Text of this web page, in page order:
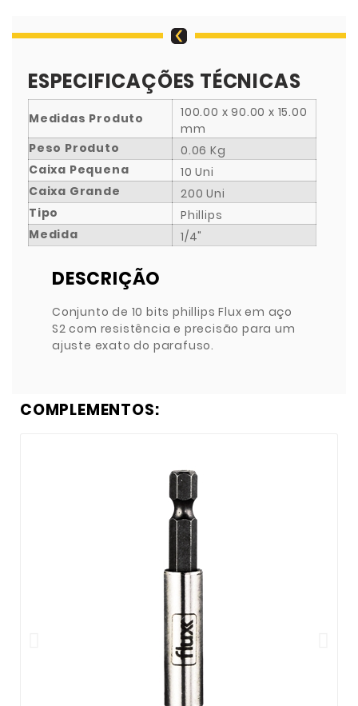
ESPECIFICAÇÕES TÉCNICAS
Medidas Produto
100.00 x 90.00 x 15.00
mm
Peso Produto
0.06 Kg
Caixa Pequena
10 Uni
Caixa Grande
200 Uni
Tipo
Phillips
Medida
1/4"
DESCRIÇÃO
Conjunto de 10 bits phillips Flux em aço
S2 com resistência e precisão para um
ajuste exato do parafuso.
COMPLEMENTOS: